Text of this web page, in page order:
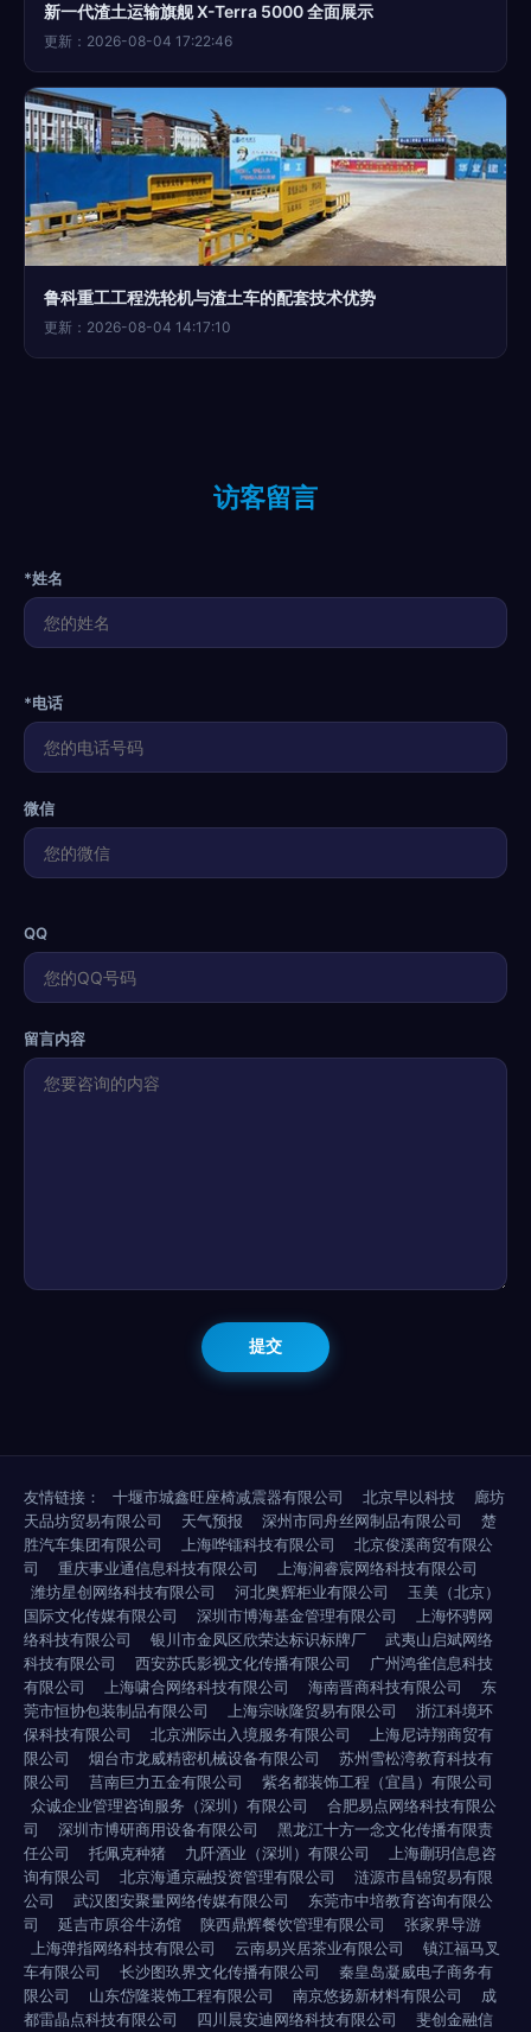
新一代渣土运输旗舰 X-Terra 5000 全面展示
更新：2026-08-04 17:22:46
鲁科重工工程洗轮机与渣土车的配套技术优势
更新：2026-08-04 14:17:10
访客留言
*姓名
*电话
微信
QQ
留言内容
友情链接： 十堰市城鑫旺座椅减震器有限公司 北京早以科技
廊坊
天品坊贸易有限公司
天气预报 深州市同舟丝网制品有限公司
楚
胜汽车集团有限公司
上海哗镭科技有限公司
北京俊溪商贸有限公
司
重庆事业通信息科技有限公司
上海涧睿宸网络科技有限公司
潍坊星创网络科技有限公司
河北奥辉柜业有限公司
玉美（北京）
国际文化传媒有限公司
深圳市博海基金管理有限公司
上海怀骋网
络科技有限公司
银川市金凤区欣荣达标识标牌厂
武夷山启斌网络
科技有限公司
西安苏氏影视文化传播有限公司
广州鸿雀信息科技
有限公司
上海啸合网络科技有限公司 海南晋商科技有限公司
东
莞市恒协包装制品有限公司
上海宗咏隆贸易有限公司
浙江科境环
保科技有限公司
北京洲际出入境服务有限公司
上海尼诗翔商贸有
限公司
烟台市龙威精密机械设备有限公司
苏州雪松湾教育科技有
限公司
莒南巨力五金有限公司
紫名都装饰工程（宜昌）有限公司
众诚企业管理咨询服务（深圳）有限公司
合肥易点网络科技有限公
司
深圳市博研商用设备有限公司
黑龙江十方一念文化传播有限责
任公司
托佩克种猪 九阡酒业（深圳）有限公司
上海蒯玥信息咨
询有限公司
北京海通京融投资管理有限公司
涟源市昌锦贸易有限
公司
武汉图安聚量网络传媒有限公司
东莞市中培教育咨询有限公
司
延吉市原谷牛汤馆 陕西鼎辉餐饮管理有限公司
张家界导游
上海弹指网络科技有限公司
云南易兴居茶业有限公司
镇江福马叉
车有限公司
长沙图玖界文化传播有限公司
秦皇岛凝威电子商务有
限公司
山东岱隆装饰工程有限公司 南京悠扬新材料有限公司
成
都雷晶点科技有限公司
四川晨安迪网络科技有限公司 斐创金融信